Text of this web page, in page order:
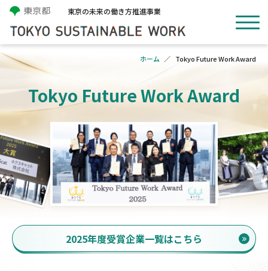
東京の未来の働き方推進事業
ホーム Tokyo Future Work Award
Tokyo Future Work Award
2025年度受賞企業一覧はこちら